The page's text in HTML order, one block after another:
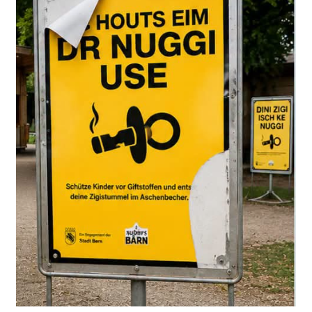
Soruşturma dosyasına göre 60 yaşındaki adam yalnızca
uzaktan gözlem yapmakla kalmadı. Kızı hakkında bilgi
edinmek için komşularıyla da konuştu.
Bir gün kızını
iş yerinden itibaren takip etmeye
başladı
. Önce bir Denner mağazasına, ardından özel bir
adrese kadar peşinden gitti.
Savcılığın tespitine göre baba takip sırasında
tanınmamak amacıyla
başının üzerine bir bez geçirdi
ve reflektörlü iş yeleği giydi.
Kızı babasıyla görüşmek istemiyordu
Ancak kızı, babasının kendisini araştırdığının ve takip
ettiğinin farkındaydı. Ceza kararında kadının babasıyla
herhangi bir temas kurmak istemediğibelirtiliyor.
Savcılık, sanığın davranışlarının kızı tarafından fark